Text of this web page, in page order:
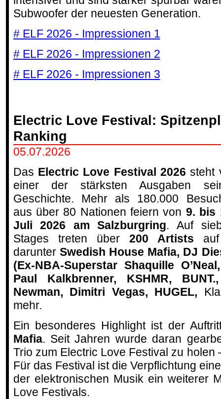
Subwoofer der neuesten Generation.
# ELF 2026 - Impressionen 1
# ELF 2026 - Impressionen 2
# ELF 2026 - Impressionen 3
Electric Love Festival:
Ranking
05.07.2026
Das Electric Love Festival 2026 steht
einer der stärksten Ausgaben
Geschichte. Mehr als 180.000
aus über 80 Nationen feiern von 9. bis
Juli 2026 am Salzburgring. Auf
Stages treten über 200 Artists
darunter Swedish House Mafia, DJ
(Ex-NBA-Superstar Shaquille
Paul Kalkbrenner, KSHMR,
Newman, Dimitri Vegas, HUGEL,
mehr.
Ein besonderes Highlight ist der
Mafia. Seit Jahren wurde daran
Trio zum Electric Love Festival zu holen
Für das Festival ist die Verpflichtung
der elektronischen Musik ein weiterer
Love Festivals.